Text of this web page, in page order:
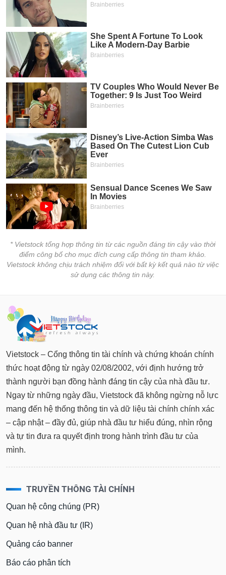
* Vietstock tổng hợp thông tin từ các nguồn đáng tin cậy vào thời
điểm công bố cho mục đích cung cấp thông tin tham khảo.
Vietstock không chịu trách nhiệm đối với bất kỳ kết quả nào từ việc
sử dụng các thông tin này.
Vietstock – Cổng thông tin tài chính và chứng khoán chính
thức hoạt động từ ngày 02/08/2002, với định hướng trở
thành người bạn đồng hành đáng tin cậy của nhà đầu tư.
Ngay từ những ngày đầu, Vietstock đã không ngừng nỗ lực
mang đến hệ thống thông tin và dữ liệu tài chính chính xác
– cập nhật – đầy đủ, giúp nhà đầu tư hiểu đúng, nhìn rộng
và tự tin đưa ra quyết định trong hành trình đầu tư của
mình.
TRUYỀN THÔNG TÀI CHÍNH
Quan hệ công chúng (PR)
Quan hệ nhà đầu tư (IR)
Quảng cáo banner
Báo cáo phân tích